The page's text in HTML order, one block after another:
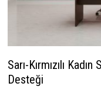
Sarı-Kırmızılı
Desteği